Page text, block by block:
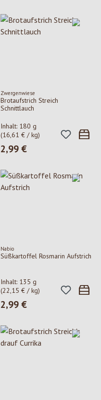
Zwergenwiese
Brotaufstrich Streich
Schnittlauch
Inhalt: 180 g
(16,61 € / kg)
Regulärer Preis:
2,99 €
Nabio
Süßkartoffel Rosmarin Aufstrich
Inhalt: 135 g
(22,15 € / kg)
Regulärer Preis:
2,99 €